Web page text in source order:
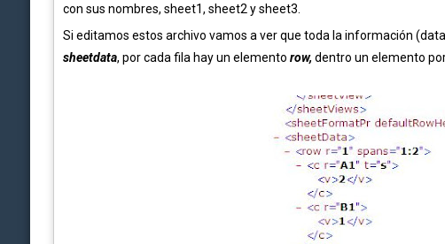
con sus nombres, sheet1, sheet2 y sheet3.
Si editamos estos archivo vamos a ver que toda la información
sheetdata, por cada fila hay un elemento row, dentro un elemento